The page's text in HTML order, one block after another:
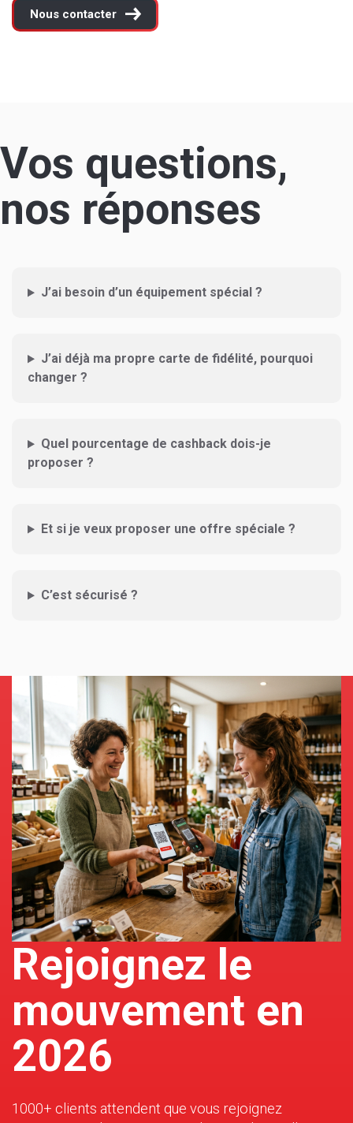
Nous contacter
Vos questions,
nos réponses
J’ai besoin d’un équipement spécial ?
J’ai déjà ma propre carte de fidélité, pourquoi
changer ?
Quel pourcentage de cashback dois-je
proposer ?
Et si je veux proposer une offre spéciale ?
C’est sécurisé ?
Rejoignez le
mouvement en
2026
1000+ clients attendent que vous rejoignez